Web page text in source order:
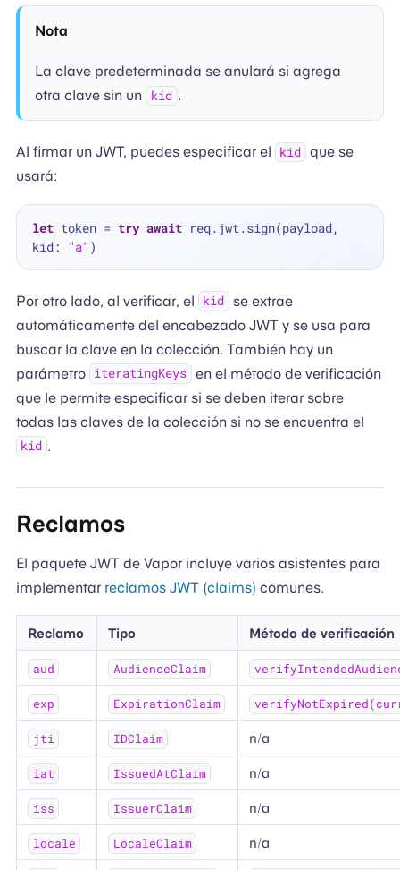
Nota
La clave predeterminada se anulará si agrega
otra clave sin un
kid .
Al firmar un JWT, puedes especificar el kid que se
usará:
let token = try await req.jwt.sign(payload,
kid: "a"
Por otro lado, al verificar, el kid
se extrae
automáticamente del encabezado JWT y se usa para
buscar la clave en la colección. También hay un
parámetro iteratingKeys en el método de verificación
que le permite especificar si se deben iterar sobre
todas las claves de la colección si no se encuentra el
kid .
Reclamos
El paquete JWT de Vapor incluye varios asistentes para
implementar reclamos JWT (claims) comunes.
Reclamo Tipo Método de verificación
aud AudienceClaim
exp ExpirationClaim
jti IDClaim n/a
iat IssuedAtClaim n/a
iss IssuerClaim n/a
locale LocaleClaim n/a